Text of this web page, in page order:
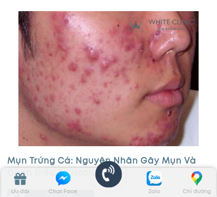
Ưu đãi Chat Face Zalo Chỉ đường
Mụn Trứng Cá: Nguyên Nhân Gây Mụn Và
Cách Điều Trị Hợp Lý